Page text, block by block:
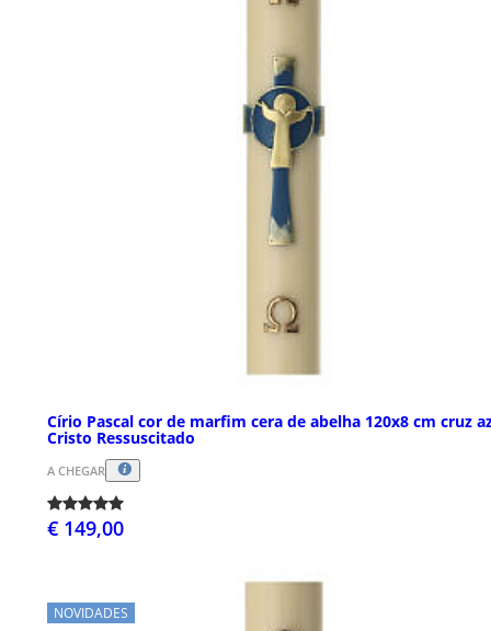
Círio Pascal cor de marfim cera de abelha 120x8 cm cruz
Cristo Ressuscitado
A CHEGAR
€ 149,00
NOVIDADES